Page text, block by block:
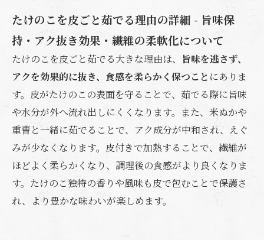
店舗概要
たけのこを皮ごと茹でる理由の詳細 - 旨味保
持・アク抜き効果・繊維の柔軟化について
たけのこを皮ごと茹でる大きな理由は、
旨味を逃さず、
アクを効果的に抜き、食感を柔らかく保つこと にありま
す。皮がたけのこの表面を守ることで、茹でる際に旨味
や水分が外へ流れ出しにくくなります。また、米ぬかや
重曹と一緒に茹でることで、アク成分が中和され、えぐ
みが少なくなります。皮付きで加熱することで、繊維が
ほどよく柔らかくなり、調理後の食感がより良くなりま
す。たけのこ独特の香りや風味も皮で包むことで保護さ
れ、より豊かな味わいが楽しめます。